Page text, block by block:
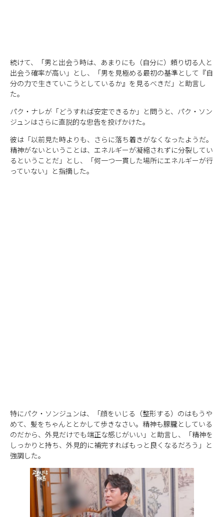
続けて、「男と出会う時は、あまりにも（自分に）頼り切る人と
出会う確率が高い」とし、「男を見極める最初の基準として『自
分の力で生きていこうとしているか』を見るべきだ」と助言し
た。
パク・ナレが「どうすれば安定できるか」と問うと、パク・ソン
ジュンはさらに直説的な忠告を投げかけた。
彼は「以前見た時よりも、さらに落ち着きがなくなったようだ。
精神がないということは、エネルギーが凝縮されずに分裂してい
るということだ」とし、「何一つ一貫した場所にエネルギーが行
っていない」と指摘した。
特にパク・ソンジュンは、「顔をいじる（整形する）のはもうや
めて、髪をちゃんととかして歩きなさい。精神も朦朧としている
のだから、外見だけでも端正な感じがいい」と助言し、「精神を
しっかりと持ち、外見的に補完すればもっと良くなるだろう」と
強調した。